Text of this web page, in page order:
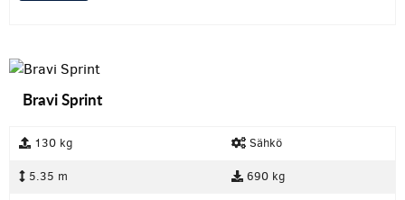
Bravi Sprint
130 kg Sähkö
5.35 m 690 kg